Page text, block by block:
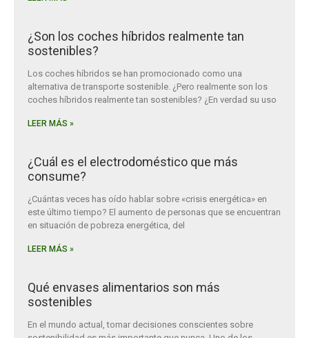
¿Son los coches híbridos realmente tan
sostenibles?
Los coches híbridos se han promocionado como una
alternativa de transporte sostenible. ¿Pero realmente son los
coches híbridos realmente tan sostenibles? ¿En verdad su uso
LEER MÁS »
¿Cuál es el electrodoméstico que más
consume?
¿Cuántas veces has oído hablar sobre «crisis energética» en
este último tiempo? El aumento de personas que se encuentran
en situación de pobreza energética, del
LEER MÁS »
Qué envases alimentarios son más
sostenibles
En el mundo actual, tomar decisiones conscientes sobre